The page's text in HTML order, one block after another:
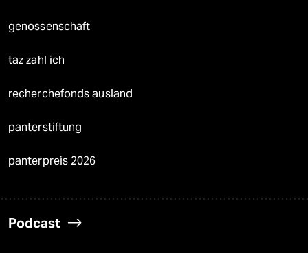
genossenschaft
taz zahl ich
recherchefonds ausland
panterstiftung
panterpreis 2026
Podcast